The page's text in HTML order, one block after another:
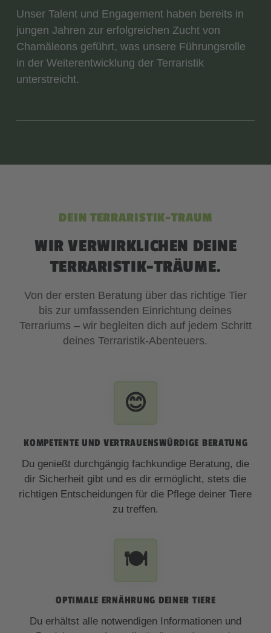
Unser Talent und Engagement haben bereits in
jungen Jahren zur erfolgreichen Zucht von
Chamäleons geführt, was unsere Führungsrolle
in der Weiterentwicklung der Terraristik
unterstreicht.
DEIN TERRARISTIK-TRAUM
WIR VERWIRKLICHEN DEINE
TERRARISTIK-TRÄUME.
Von der ersten Beratung über das richtige Tier
bis zur umfassenden Einrichtung deines
Terrariums – wir begleiten dich auf jedem Schritt
deines Terraristik-Abenteuers.
😊
KOMPETENTE UND VERTRAUENSWÜRDIGE BERATUNG
Du genießt durchgängig fachkundige Beratung, die
dir Sicherheit gibt und es dir ermöglicht, stets die
richtigen Entscheidungen für die Pflege deiner Tiere
zu treffen.
🍽️
OPTIMALE ERNÄHRUNG DEINER TIERE
Du erhältst alle notwendigen Informationen und